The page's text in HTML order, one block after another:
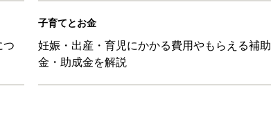
つ
子育てとお金
妊娠・出産・育児にかかる費用やもらえる補助
金・助成金を解説